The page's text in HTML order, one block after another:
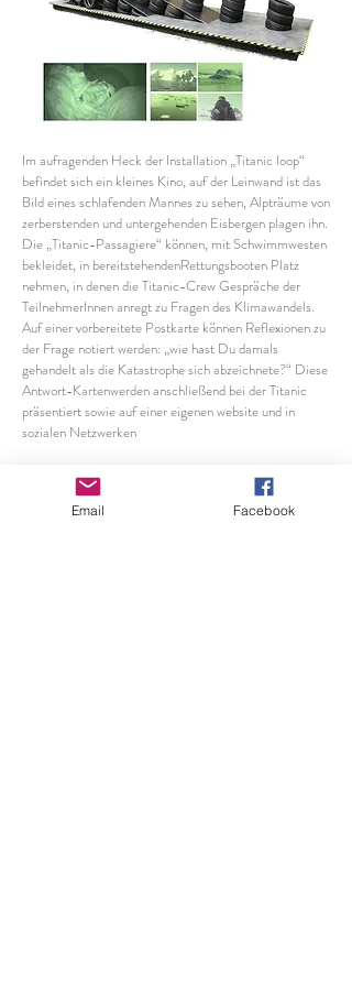
Im aufragenden Heck der Installation „Titanic loop“
befindet sich ein kleines Kino, auf der Leinwand ist das
Bild eines schlafenden Mannes zu sehen, Alpträume von
zerberstenden und untergehenden Eisbergen plagen ihn.
Die „Titanic-Passagiere“ können, mit Schwimmwesten
bekleidet, in bereitstehendenRettungsbooten Platz
nehmen, in denen die Titanic-Crew Gespräche der
TeilnehmerInnen anregt zu Fragen des Klimawandels.
Auf einer vorbereitete Postkarte können Reflexionen zu
der Frage notiert werden: „wie hast Du damals
gehandelt als die Katastrophe sich abzeichnete?“ Diese
Antwort-Kartenwerden anschließend bei der Titanic
präsentiert sowie auf einer eigenen website und in
sozialen Netzwerken
Email Facebook